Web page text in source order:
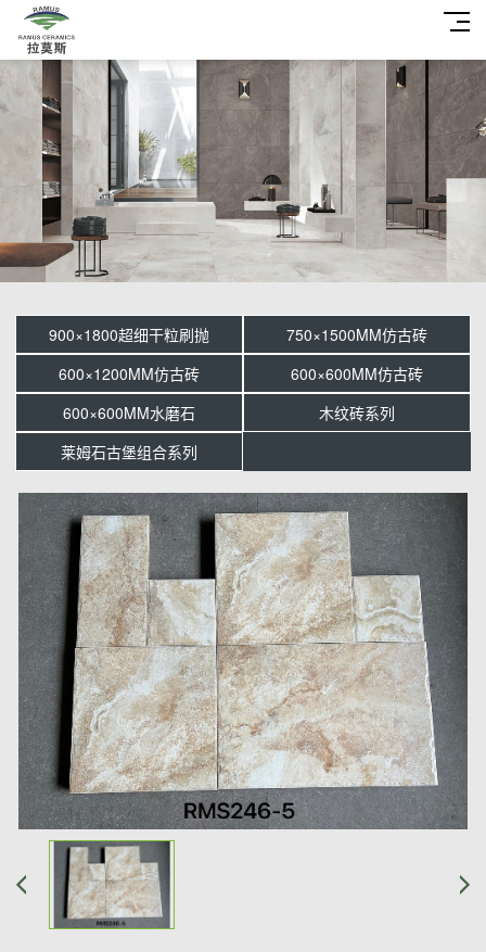
900×1800超细干粒刷抛
750×1500MM仿古砖
600×1200MM仿古砖
600×600MM仿古砖
600×600MM水磨石
木纹砖系列
莱姆石古堡组合系列